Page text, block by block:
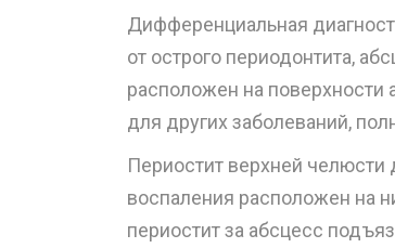
Дифференциальная
от острого периодонтита,
расположен на поверхности
для других заболеваний,
Периостит верхней челюсти
воспаления расположен на
периостит за абсцесс